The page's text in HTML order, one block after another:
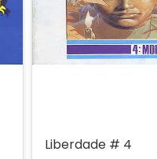
Liberdade # 4